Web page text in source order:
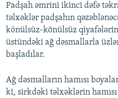
Padşah əmrini ikinci dəfə
təlxəklər padşahın
könülsüz-könülsüz
üstündəki ağ dəsmallarla
başladılar.
Ağ dəsmalların hamısı
ki, sirkdəki təlxəklərin